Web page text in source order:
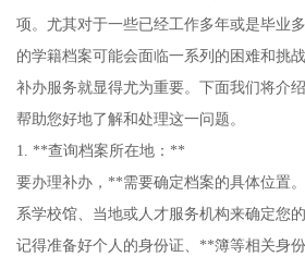
项。尤其对于一些已经工作多年或是毕业
的学籍档案可能会面临一系列的困难和挑
补办服务就显得尤为重要。下面我们将介
帮助您好地了解和处理这一问题。
1. **查询档案所在地：**
要办理补办，**需要确定档案的具体位置
系学校馆、当地或人才服务机构来确定您
记得准备好个人的身份证、**簿等相关身份